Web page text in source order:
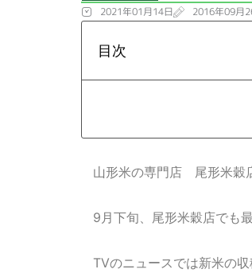
2021年01月14日 2016年09月
目次
山形米の専門店 尾形米穀
9月下旬、尾形米穀店でも
TVのニュースでは新米の収